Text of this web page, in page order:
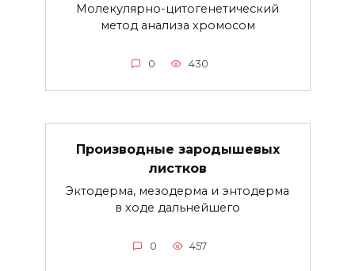
Молекулярно-цитогенетический
метод анализа хромосом
0 430
Производные зародышевых
листков
Эктодерма, мезодерма и энтодерма
в ходе дальнейшего
0 457